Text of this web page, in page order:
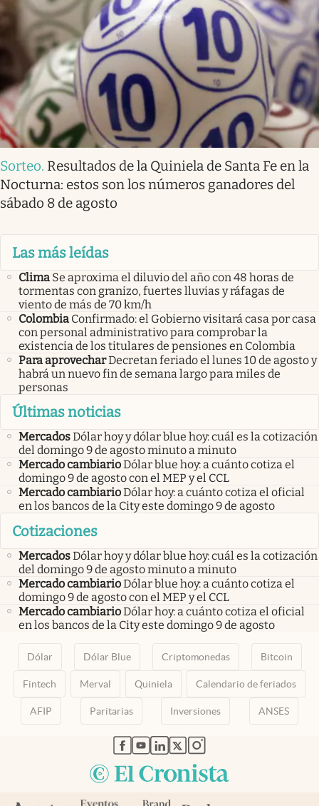
Sorteo. Resultados de la Quiniela de Santa Fe en la
Nocturna: estos son los números ganadores del
sábado 8 de agosto
Las más leídas
Clima Se aproxima el diluvio del año con 48 horas de
tormentas con granizo, fuertes lluvias y ráfagas de
viento de más de 70 km/h
Colombia Confirmado: el Gobierno visitará casa por casa
con personal administrativo para comprobar la
existencia de los titulares de pensiones en Colombia
Para aprovecharDecretan feriado el lunes 10 de agosto y
habrá un nuevo fin de semana largo para miles de
personas
Últimas noticias
MercadosDólar hoy y dólar blue hoy: cuál es la cotización
del domingo 9 de agosto minuto a minuto
Mercado cambiarioDólar blue hoy: a cuánto cotiza el
domingo 9 de agosto con el MEP y el CCL
Mercado cambiarioDólar hoy: a cuánto cotiza el oficial
en los bancos de la City este domingo 9 de agosto
Cotizaciones
MercadosDólar hoy y dólar blue hoy: cuál es la cotización
del domingo 9 de agosto minuto a minuto
Mercado cambiarioDólar blue hoy: a cuánto cotiza el
domingo 9 de agosto con el MEP y el CCL
Mercado cambiarioDólar hoy: a cuánto cotiza el oficial
en los bancos de la City este domingo 9 de agosto
Dólar Dólar Blue Criptomonedas Bitcoin
Fintech Merval Quiniela Calendario de feriados
AFIP Paritarias Inversiones ANSES
abre en nueva pestaña
abre en nueva pestaña
abre en nueva pestaña
abre en nueva pestaña
abre en nueva pestaña